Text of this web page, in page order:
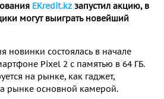
EKredit.kz запустил акцию, в
могут выиграть новейший
новинки состоялась в начале
Pixel 2 с памятью в 64 ГБ.
на рынке, как гаджет,
рынке основной камерой.